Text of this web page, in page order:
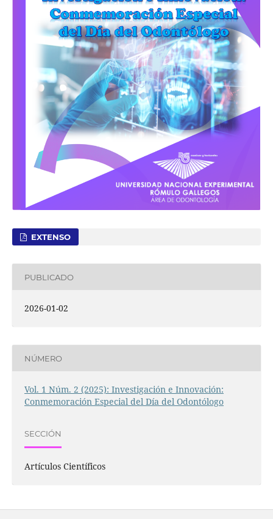
EXTENSO
PUBLICADO
2026-01-02
NÚMERO
Vol. 1 Núm. 2 (2025): Investigación e Innovación:
Conmemoración Especial del Día del Odontólogo
SECCIÓN
Artículos Científicos